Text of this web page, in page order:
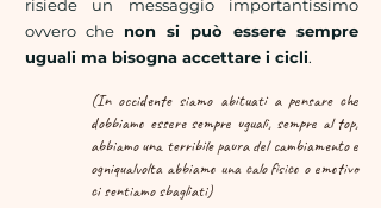
risiede un messaggio importantissimo
ovvero che non si può essere sempre
uguali ma bisogna accettare i cicli.
(In occidente siamo abituati a pensare che
dobbiamo essere sempre uguali, sempre al top,
abbiamo una terribile paura del cambiamento e
ogniqualvolta abbiamo una calo fisico o emotivo
ci sentiamo sbagliati)